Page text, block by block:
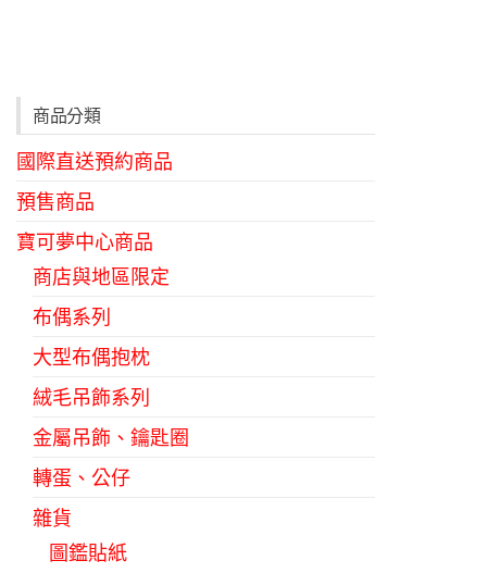
商品分類
國際直送預約商品
預售商品
寶可夢中心商品
商店與地區限定
布偶系列
大型布偶抱枕
絨毛吊飾系列
金屬吊飾、鑰匙圈
轉蛋、公仔
雜貨
圖鑑貼紙